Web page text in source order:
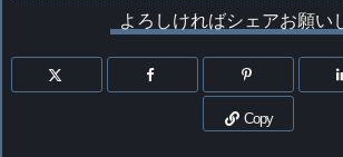
よろしければシェアお願い
Copy